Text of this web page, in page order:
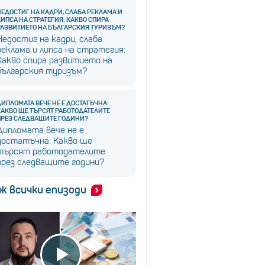
НА КАДРИ, СЛАБА РЕКЛАМА И
НА СТРАТЕГИЯ: КАКВО СПИРА
НА БЪЛГАРСКИЯ ТУРИЗЪМ?
на кадри, слаба
и липса на стратегия:
спира развитието на
туризъм?
ВЕЧЕ НЕ Е ДОСТАТЪЧНА:
ЩЕ ТЪРСЯТ РАБОТОДАТЕЛИТЕ
СЛЕДВАЩИТЕ ГОДИНИ?
вече не е
Какво ще
работодателите
следващите години?
всички епизоди